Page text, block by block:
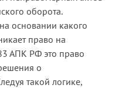
оборота.
основании какого
право на
АПК РФ это право
о
такой логике,